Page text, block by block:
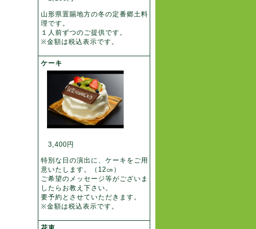
山形県置賜地方の冬の定番郷土料
理です。
１人前ずつのご提供です。
※金額は税込表示です。
ケーキ
3,400円
特別な日の演出に、ケーキをご用
意いたします。（12㎝）
ご希望のメッセージ等がございま
したらお教え下さい。
要予約とさせていただきます。
※金額は税込表示です。
花束